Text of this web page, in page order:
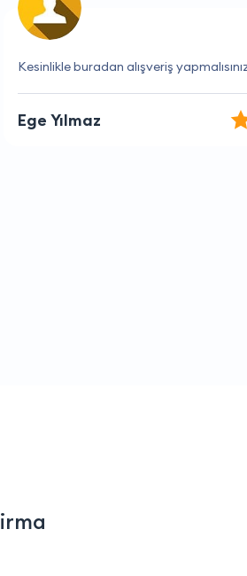
Hizmet kalitesi ve fiyat dengesi harika.
Ahu Uslu